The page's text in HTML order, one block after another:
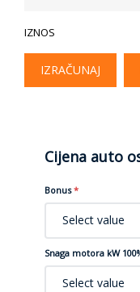
IZNOS
IZRAČUNAJ
Cijena auto
Bonus *
Select value
Snaga motora kW
Select value